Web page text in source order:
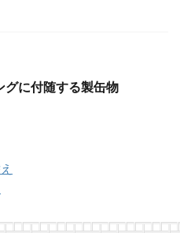
グに付随する製缶物